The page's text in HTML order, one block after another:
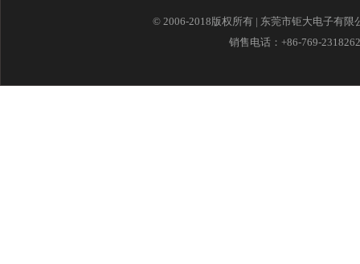
© 2006-2018版权所有 | 东莞市钜大电子有
销售电话：+86-769-